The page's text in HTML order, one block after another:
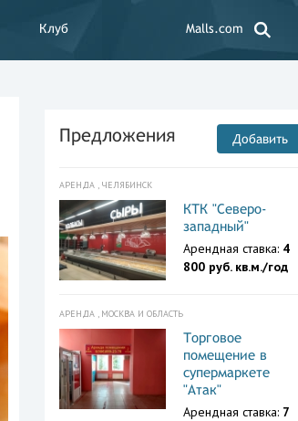
Клуб Malls.com
Предложения Добавить
АРЕНДА , ЧЕЛЯБИНСК
КТК "Северо-
западный"
Арендная ставка: 4
800 руб. кв.м./год
АРЕНДА , МОСКВА И ОБЛАСТЬ
Торговое
помещение в
супермаркете
"Атак"
Арендная ставка: 7